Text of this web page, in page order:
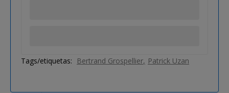
Tags/etiquetas: Bertrand Grospellier Patrick Uzan